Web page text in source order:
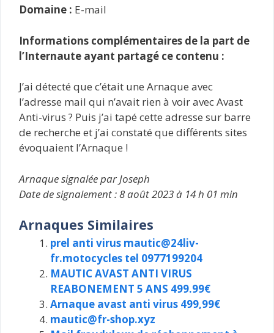
Domaine : E-mail
Informations complémentaires de la part de
l’Internaute ayant partagé ce contenu :
J’ai détecté que c’était une Arnaque avec
l’adresse mail qui n’avait rien à voir avec Avast
Anti-virus ? Puis j’ai tapé cette adresse sur barre
de recherche et j’ai constaté que différents sites
évoquaient l’Arnaque !
Arnaque signalée par Joseph
Date de signalement : 8 août 2023 à 14 h 01 min
Arnaques Similaires
prel anti virus mautic@24liv-
fr.motocycles tel 0977199204
MAUTIC AVAST ANTI VIRUS
REABONEMENT 5 ANS 499.99€
Arnaque avast anti virus 499,99€
mautic@fr-shop.xyz